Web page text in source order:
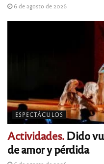
6 de agosto de 2026
ESPECTÁCULOS
Actividades.Dido
de amor y pérdida